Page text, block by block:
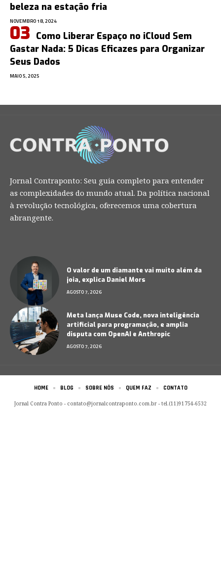
beleza na estação fria
NOVEMBRO 18, 2024
Como Liberar Espaço no iCloud Sem
Gastar Nada: 5 Dicas Eficazes para Organizar
Seus Dados
MAIO 5, 2025
Jornal Contraponto: Seu guia completo para entender
as complexidades do mundo atual. Da política nacional
à revolução tecnológica, oferecemos uma cobertura
abrangente.
O valor de um diamante vai muito além da
joia, explica Daniel Mors
AGOSTO 7, 2026
Meta lança Muse Code, nova inteligência
artificial para programação, e amplia
disputa com OpenAI e Anthropic
AGOSTO 7, 2026
Jornal Contra Ponto - contato@jornalcontraponto.com.br - tel.(11)91754-6532
HOME BLOG SOBRE NÓS QUEM FAZ CONTATO